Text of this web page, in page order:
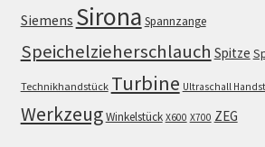
Siemens Sirona Spannzange
Speichelzieherschlauch Spitze
Technikhandstück Turbine Ultraschall
WerkzeugWinkelstück X600 X700 ZEG